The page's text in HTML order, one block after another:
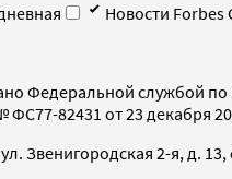
Новости Forbes
Федеральной службой
82431 от 23 декабря
Звенигородская 2-я, д. 13,